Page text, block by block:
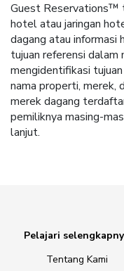
Guest Reservations™
hotel atau jaringan
dagang atau
tujuan referensi dalam
mengidentifikasi
nama properti, merek,
merek dagang
pemiliknya masing-
lanjut.
Pelajari
Tentang Kami